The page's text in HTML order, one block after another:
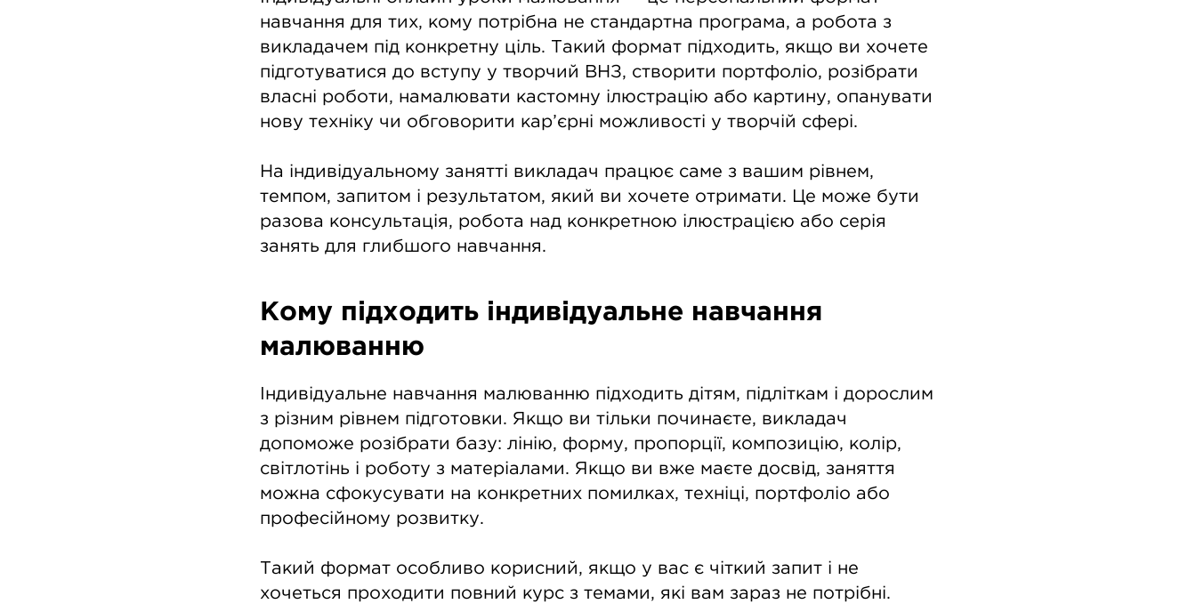
навчання для тих, кому потрібна не стандартна програма, а робота з
викладачем під конкретну ціль. Такий формат підходить, якщо ви хочете
підготуватися до вступу у творчий ВНЗ, створити портфоліо, розібрати
власні роботи, намалювати кастомну ілюстрацію або картину, опанувати
нову техніку чи обговорити кар’єрні можливості у творчій сфері.
На індивідуальному занятті викладач працює саме з вашим рівнем,
темпом, запитом і результатом, який ви хочете отримати. Це може бути
разова консультація, робота над конкретною ілюстрацією або серія
занять для глибшого навчання.
Кому підходить індивідуальне навчання
малюванню
Індивідуальне навчання малюванню підходить дітям, підліткам і дорослим
з різним рівнем підготовки. Якщо ви тільки починаєте, викладач
допоможе розібрати базу: лінію, форму, пропорції, композицію, колір,
світлотінь і роботу з матеріалами. Якщо ви вже маєте досвід, заняття
можна сфокусувати на конкретних помилках, техніці, портфоліо або
професійному розвитку.
Такий формат особливо корисний, якщо у вас є чіткий запит і не
хочеться проходити повний курс з темами, які вам зараз не потрібні.